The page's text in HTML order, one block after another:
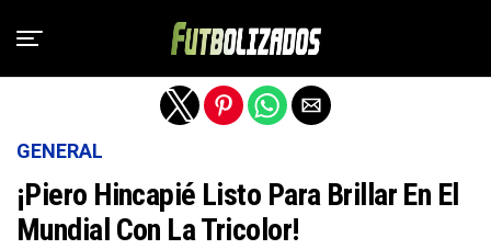
GENERAL
¡Piero Hincapié Listo Para Brillar En El
Mundial Con La Tricolor!
Salir de la versión móvil